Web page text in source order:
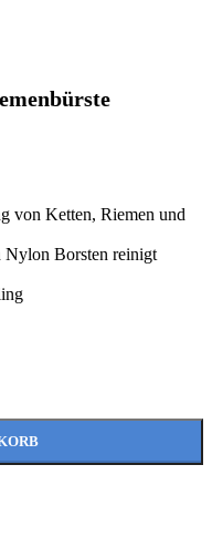
von Ketten, Riemen und
Nylon Borsten reinigt
Menge